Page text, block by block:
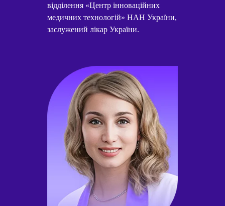
відділення «Центр інноваційних
медичних технологій» НАН України,
заслужений лікар України.